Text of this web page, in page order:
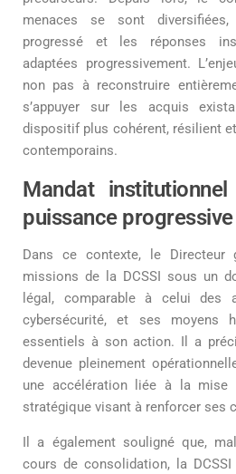
menaces se sont
progressé et les réponses
adaptées progressivement.
non pas à reconstruire
s’appuyer sur les acquis
dispositif plus cohérent, résilient
contemporains.
Mandat
puissance progressive
Dans ce contexte, le Directeur
missions de la DCSSI sous un
légal, comparable à celui des
cybersécurité, et ses moyens
essentiels à son action. Il a
devenue pleinement
une accélération liée à la
stratégique visant à renforcer ses
Il a également souligné que,
cours de consolidation, la